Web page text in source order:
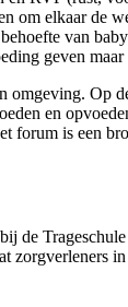
om elkaar de
van
geven
Op
en
forum is een
de